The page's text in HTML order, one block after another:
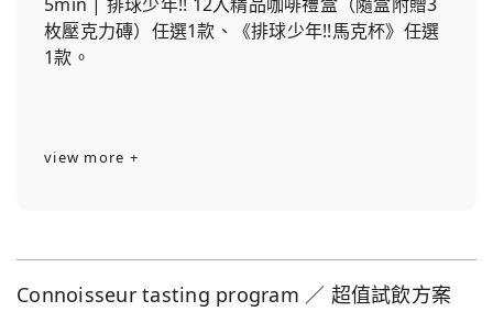
枚壓克力磚）任選1款、《排球少年!!馬克杯》任選
1款。
view more +
Connoisseur tasting program ／ 超值試飲方案